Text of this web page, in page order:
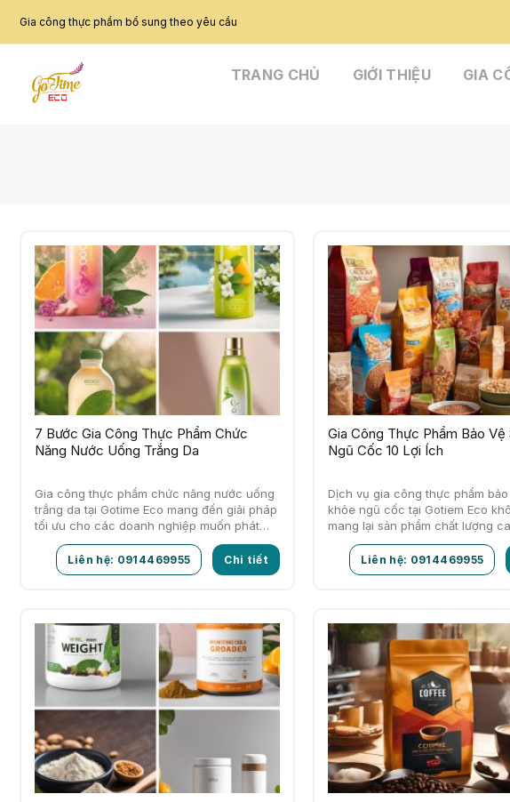
Gia công thực phẩm bổ sung theo yêu cầu
TRANG CHỦ GIỚI THIỆU GIA
7 Bước Gia Công Thực Phẩm Chức
Năng Nước Uống Trắng Da
Gia công thực phẩm chức năng nước uống
trắng da tại Gotime Eco mang đến giải pháp
tối ưu cho các doanh nghiệp muốn phát
triển sản phẩm…
Liên hệ: 0914469955 Chi tiết
Gia Công Thực Phẩm Bảo
Ngũ Cốc 10 Lợi Ích
Dịch vụ gia công thực phẩm
khỏe ngũ cốc tại Gotiem Eco
mang lại sản phẩm chất lượng
góp phần…
Liên hệ: 0914469955